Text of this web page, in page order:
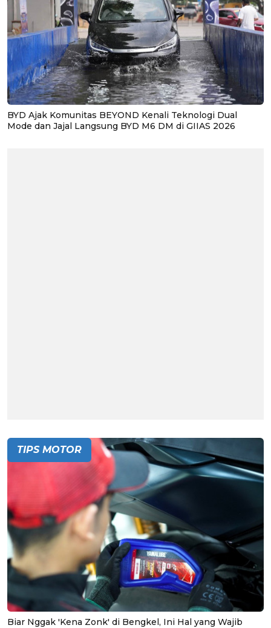
BYD Ajak Komunitas BEYOND Kenali Teknologi Dual
Mode dan Jajal Langsung BYD M6 DM di GIIAS 2026
TIPS MOTOR
Biar Nggak 'Kena Zonk' di Bengkel, Ini Hal yang Wajib